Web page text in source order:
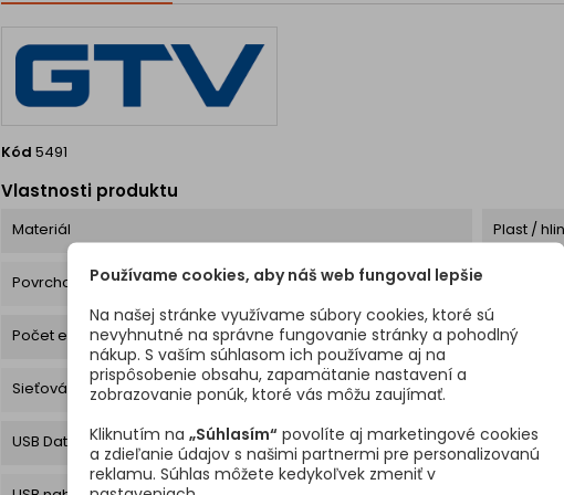
polohách. Vďaka tomu si...
Kód 5491
Vlastnosti produktu
Materiál Plast /
Povrchová úprava
Počet elektrických zásuviek 3 x 230V
Sieťová koncovka
USB Data Nie
Používame cookies, aby náš web fungoval lepšie
Na našej stránke využívame súbory cookies, ktoré sú
nevyhnutné na správne fungovanie stránky a pohodlný
nákup. S vaším súhlasom ich používame aj na
prispôsobenie obsahu, zapamätanie nastavení a
zobrazovanie ponúk, ktoré vás môžu zaujímať.
Kliknutím na „Súhlasím“ povolíte aj marketingové cookies
a zdieľanie údajov s našimi partnermi pre personalizovanú
reklamu. Súhlas môžete kedykoľvek zmeniť v